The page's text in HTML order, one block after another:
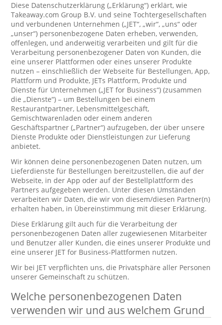
Diese Datenschutzerklärung („Erklärung“) erklärt, wie
Takeaway.com Group B.V. und seine Tochtergesellschaften
und verbundenen Unternehmen („JET“, „wir“, „uns“ oder
„unser“) personenbezogene Daten erheben, verwenden,
offenlegen, und anderweitig verarbeiten und gilt für die
Verarbeitung personenbezogener Daten von Kunden, die
eine unserer Plattformen oder eines unserer Produkte
nutzen – einschließlich der Webseite für Bestellungen, App,
Plattform und Produkte, JETs Plattform, Produkte und
Dienste für Unternehmen („JET for Business“) (zusammen
die „Dienste“) – um Bestellungen bei einem
Restaurantpartner, Lebensmittelgeschäft,
Gemischtwarenladen oder einem anderen
Geschäftspartner („Partner“) aufzugeben, der über unsere
Dienste Produkte oder Dienstleistungen zur Lieferung
anbietet.
Wir können deine personenbezogenen Daten nutzen, um
Lieferdienste für Bestellungen bereitzustellen, die auf der
Webseite, in der App oder auf der Bestellplattform des
Partners aufgegeben werden. Unter diesen Umständen
verarbeiten wir Daten, die wir von diesem/diesen Partner(n)
erhalten haben, in Übereinstimmung mit dieser Erklärung.
Diese Erklärung gilt auch für die Verarbeitung der
personenbezogenen Daten aller zugewiesenen Mitarbeiter
und Benutzer aller Kunden, die eines unserer Produkte und
eine unserer JET for Business-Plattformen nutzen.
Wir bei JET verpflichten uns, die Privatsphäre aller Personen
unserer Gemeinschaft zu schützen.
Welche personenbezogenen Daten
verwenden wir und aus welchem Grund